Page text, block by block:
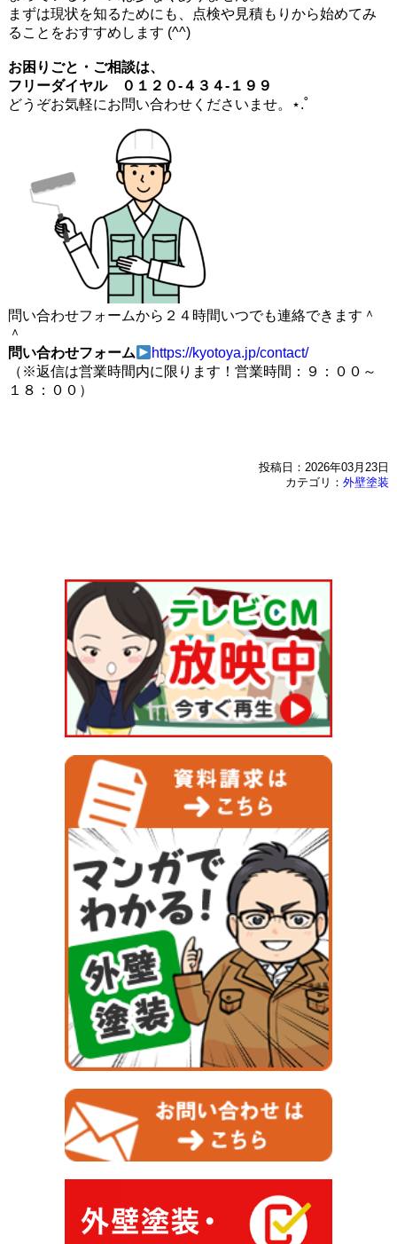
まずは現状を知るためにも、点検や見積もりから始めてみ
ることをおすすめします (^^)
お困りごと・ご相談は、
フリーダイヤル ０１２０-４３４-１９９
どうぞお気軽にお問い合わせくださいませ。⋆.˚
問い合わせフォームから２４時間いつでも連絡できます＾
＾
問い合わせフォーム
https://kyotoya.jp/contact/
（※返信は営業時間内に限ります！営業時間：９：００～
１８：００）
投稿日：2026年03月23日
カテゴリ：外壁塗装